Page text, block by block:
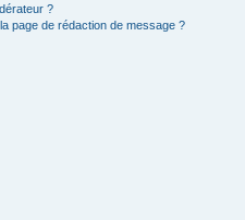
?
page de rédaction de message ?